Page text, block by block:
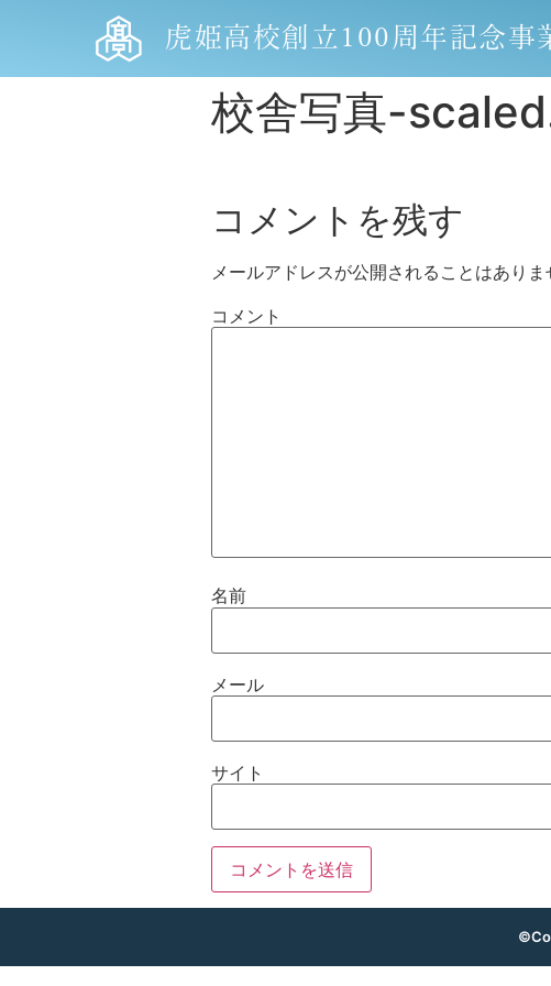
虎姫高校創立100周年記念事
校舎写真-
コメントを残す
メールアドレスが公開されることはありま
コメント
名前
メール
サイト